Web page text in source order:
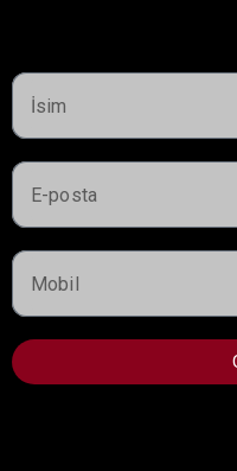
Spor Salonu